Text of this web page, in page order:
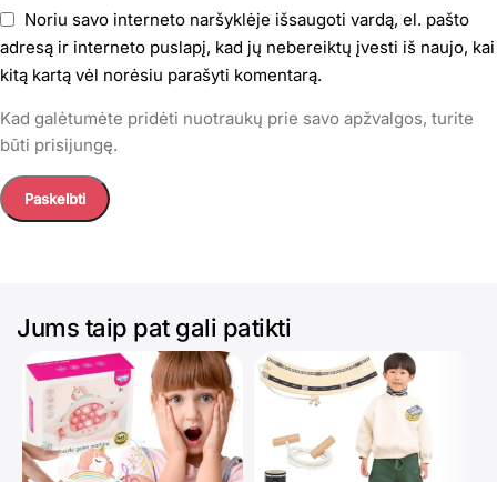
Noriu savo interneto naršyklėje išsaugoti vardą, el. pašto
adresą ir interneto puslapį, kad jų nebereiktų įvesti iš naujo, kai
kitą kartą vėl norėsiu parašyti komentarą.
Kad galėtumėte pridėti nuotraukų prie savo apžvalgos, turite
būti prisijungę.
Jums taip pat gali patikti